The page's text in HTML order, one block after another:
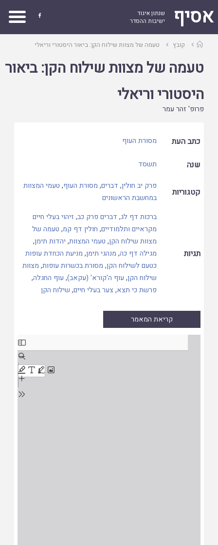
אסיף
שנתון איגוד
ישיבות ההסדר

עמודקובץ טעמה של מצוות שילוח הקן: ביאור היסטורי וריאלי
טעמה של מצוות שילוח הקן: ביאור
היסטורי וריאלי
פרופ' זהר עמר
כתב העת מסורת העוף
שנה תשסד
קטגוריות
פרק יב חולין, דברים, מסורת העוף, טעמי המצוות
במחשבת הראשונים
תגיות
ברכות דף לג, דברים פרק כב, זיהוי בעלי חיים
מקראיים ותלמודיים, חולין דף קמ, טעמה של
מצוות שילוח הקן, טעמי המצוות, יהדות תימן,
מגילה דף כה, מנהגי תימן, מניעת הכחדת עופות
כטעם לשילוח הקן, מסורת בכשרות עופות, מצוות
שילוח הקן, עוף ה'קורא' (עקאב), עוף החגלה,
פרשת כי תצא, צער בעלי חיים, שילוח הקן
קריאת המאמר